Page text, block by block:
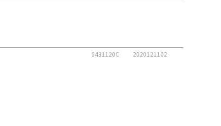
6431120C 2020121102